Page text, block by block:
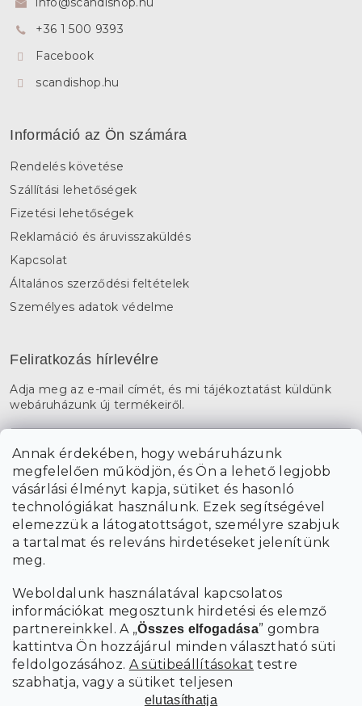
Annak érdekében, hogy webáruházunk
megfelelően működjön, és Ön a lehető legjobb
vásárlási élményt kapja, sütiket és hasonló
technológiákat használunk. Ezek segítségével
elemezzük a látogatottságot, személyre szabjuk
a tartalmat és releváns hirdetéseket jelenítünk
meg.
Weboldalunk használatával kapcsolatos
információkat megosztunk hirdetési és elemző
partnereinkkel. A „Összes elfogadása” gombra
kattintva Ön hozzájárul minden választható süti
feldolgozásához. A sütibeállításokat testre
szabhatja, vagy a sütiket teljesen
elutasíthatja
+36 1 500 9393
Facebook
scandishop.hu
Információ az Ön számára
Rendelés követése
Szállítási lehetőségek
Fizetési lehetőségek
Reklamáció és áruvisszaküldés
Kapcsolat
Általános szerződési feltételek
Személyes adatok védelme
Feliratkozás hírlevélre
Adja meg az e-mail címét, és mi tájékoztatást küldünk
webáruházunk új termékeiről.
A hírlevelekre való feliratkozással egyetérteka személyes
adatok feldolgozásával.
FELIRATKOZÁS